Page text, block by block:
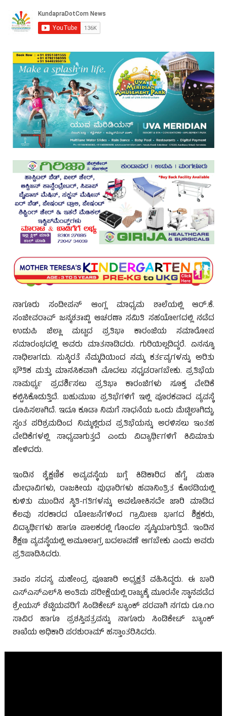
ನಾಗೂರು ಸಂದೀಪನ್ ಆಂಗ್ಲ ಮಾಧ್ಯಮ ಶಾಲೆಯಲ್ಲಿ ಆರ್.ಕೆ.
ಸಂಜೀವರಾವ್ ಜನ್ಮಶತಾಬ್ದಿ ಆಚರಣಾ ಸಮಿತಿ ಸಹಯೋಗದಲ್ಲಿ ನಡೆದ
ಉಡುಪಿ ಜಿಲ್ಲಾ ಮಟ್ಟದ ಪ್ರತಿಭಾ ಕಾರಂಜಿಯ ಸಮಾರೋಪ
ಸಮಾರಂಭದಲ್ಲಿ ಅವರು ಮಾತನಾಡಿದರು. ಗುರಿಯಿಲ್ಲದಿದ್ದರೆ. ಏನನ್ನೂ
ಸಾಧಿಲಾಗದು. ಸುಸ್ಥಿರತೆ ನೆಮ್ಮದಿಯಿಂದ ನಮ್ಮ ಕರ್ತವ್ಯಗಳನ್ನು ಅರಿತು
ಭೌತಿಕ ಮತ್ತು ಮಾನಸಿಕವಾಗಿ ಮೊದಲು ಸಧೃಡರಾಗಬೇಕು. ಪ್ರತಿಭೆಯ
ಸಾಮರ್ಥ್ಯ ಪ್ರದರ್ಶಿಸಲು ಪ್ರತಿಭಾ ಕಾರಂಜಿಗಳು ಸೂಕ್ತ ವೇದಿಕೆ
ಕಲ್ಪಿಸಿಕೊಡುತ್ತಿದೆ. ಬಹುಮುಖ ಪ್ರತಿಭೆಗಳಿಗೆ ಇಲ್ಲಿ ಪೂರಕವಾದ ವ್ಯವಸ್ಥೆ
ರೂಪಿಸಲಾಗಿದೆ. ಇದೂ ಕೂಡಾ ನಿಮಗೆ ಸಾಧನೆಯ ಒಂದು ಮೆಟ್ಟಿಲಾಗಿದ್ದು,
ಸ್ವಂತ ಪರಿಶ್ರಮದಿಂದ ನಿಮ್ಮಲ್ಲಿರುವ ಪ್ರತಿಭೆಯನ್ನು ಅರಳಿಸಲು ಇಂತಹ
ವೇದಿಕೆಗಳಲ್ಲಿ ಸಾಧ್ಯವಾಗುತ್ತದೆ ಎಂದು ವಿದ್ಯಾರ್ಥಿಗಳಿಗೆ ಕಿವಿಮಾತು
ಹೇಳಿದರು.
ಇಂದಿನ ಶೈಕ್ಷಣಿಕ ಅವ್ಯವಸ್ಥೆಯ ಬಗ್ಗೆ ಕಿಡಿಕಾರಿದ ಹೆಗ್ಡೆ, ಮಹಾ
ಮೇಧಾವಿಗಳು, ರಾಜಕೀಯ ಪುಢಾರಿಗಳು ಹವಾನಿಂತ್ರಿತ ಕೊಠಡಿಯಲ್ಲಿ
ಕುಳಿತು ಮುಂದಿನ ಸ್ಥಿತಿ-ಗತಿಗಳನ್ನು ಅವಲೋಕಿಸದೇ ಜಾರಿ ಮಾಡಿದ
ಕೆಲವು ಸರಕಾರದ ಯೋಜನೆಗಳಿಂದ ಗ್ರಾಮೀಣ ಭಾಗದ ಶಿಕ್ಷಕರು,
ವಿದ್ಯಾರ್ಥಿಗಳು ಹಾಗೂ ಪಾಲಕರಲ್ಲಿ ಗೊಂದಲ ಸೃಷ್ಠಿಯಾಗುತ್ತಿದೆ. ಇಂದಿನ
ಶಿಕ್ಷಣ ವ್ಯವಸ್ಥೆಯಲ್ಲಿ ಅಮೂಲಾಗ್ರ ಬದಲಾವಣೆ ಆಗಬೇಕು ಎಂದು ಅವರು
ಪ್ರತಿಪಾದಿಸಿದರು.
ತಾಪಂ ಸದಸ್ಯ ಮಹೇಂದ್ರ ಪೂಜಾರಿ ಅಧ್ಯಕ್ಷತೆ ವಹಿಸಿದ್ದರು. ಈ ಬಾರಿ
ಎಸ್‌ಎಸ್‌ಎಲ್‌ಸಿ ಅಂತಿಮ ಪರೀಕ್ಷೆಯಲ್ಲಿ ರಾಜ್ಯಕ್ಕೆ ಮೂರನೇ ಸ್ಥಾನಪಡೆದ
ಶ್ರೇಯಸ್ ಶೆಟ್ಟಿಯವರಿಗೆ ಸಿಂಡಿಕೇಟ್ ಬ್ಯಾಂಕ್ ಪರವಾಗಿ ನಗದು ರೂ.೧೦
ಸಾವಿರ ಹಾಗೂ ಪ್ರಶಸ್ತಿಪತ್ರವನ್ನು ನಾಗೂರು ಸಿಂಡಿಕೇಟ್ ಬ್ಯಾಂಕ್
ಶಾಖೆಯ ಅಧಿಕಾರಿ ಪರಶುರಾಮ್ ಹಸ್ತಾಂತರಿಸಿದರು.